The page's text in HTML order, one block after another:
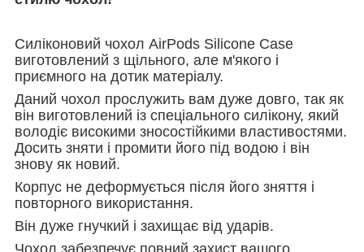
Силіконовий чохол AirPods Silicone Case
виготовлений з щільного, але м'якого і
приємного на дотик матеріалу.
Даний чохол прослужить вам дуже довго, так як
він виготовлений із спеціального силікону, який
володіє високими зносостійкими властивостями.
Досить зняти і промити його під водою і він
знову як новий.
Корпус не деформується після його зняття і
повторного використання.
Він дуже гнучкий і захищає від ударів.
Чохол забезпечує повний захист вашого